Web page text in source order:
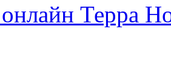
Терра